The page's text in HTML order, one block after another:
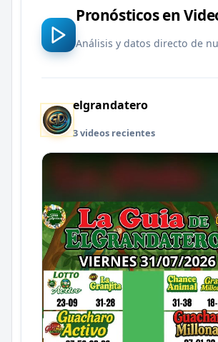
Pronósticos en
Análisis y datos directo de
elgrandatero
3 videos recientes